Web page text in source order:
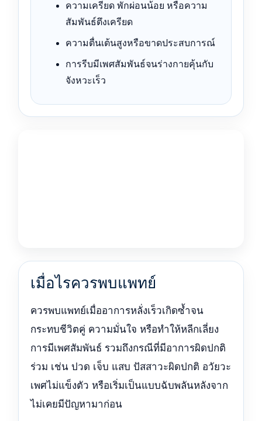
ความเครียด พักผ่อนน้อย หรือความ
สัมพันธ์ตึงเครียด
ความตื่นเต้นสูงหรือขาดประสบการณ์
การรีบมีเพศสัมพันธ์จนร่างกายคุ้นกับ
จังหวะเร็ว
เมื่อไรควรพบแพทย์
ควรพบแพทย์เมื่ออาการหลั่งเร็วเกิดซ้ำจน
กระทบชีวิตคู่ ความมั่นใจ หรือทำให้หลีกเลี่ยง
การมีเพศสัมพันธ์ รวมถึงกรณีที่มีอาการผิดปกติ
ร่วม เช่น ปวด เจ็บ แสบ ปัสสาวะผิดปกติ อวัยวะ
เพศไม่แข็งตัว หรือเริ่มเป็นแบบฉับพลันหลังจาก
ไม่เคยมีปัญหามาก่อน